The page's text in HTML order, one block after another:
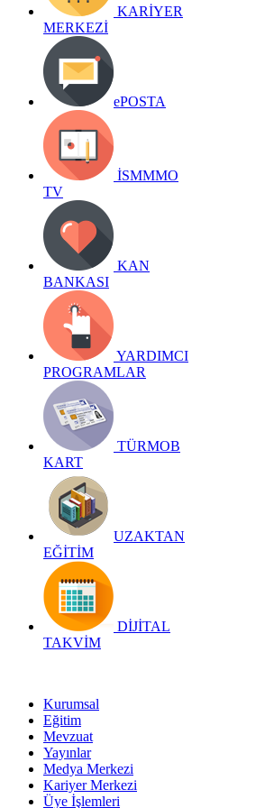
KARİYER
MERKEZİ
ePOSTA
İSMMMO
TV
KAN
BANKASI
YARDIMCI
PROGRAMLAR
TÜRMOB
KART
UZAKTAN
EĞİTİM
DİJİTAL
TAKVİM
Kurumsal
Eğitim
Mevzuat
Yayınlar
Medya Merkezi
Kariyer Merkezi
Üye İşlemleri